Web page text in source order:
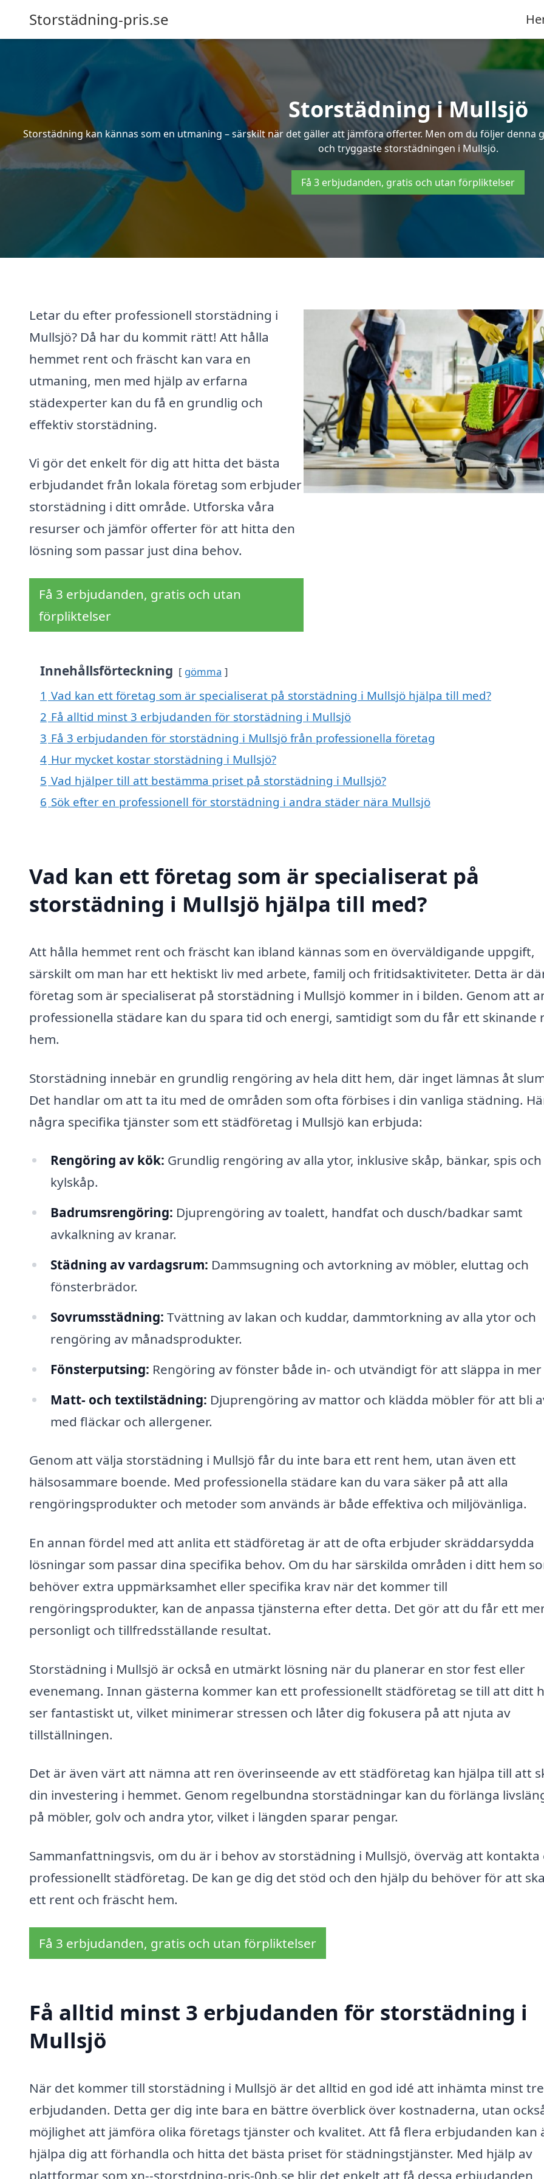
Storstädning-pris.se
Storstädning i Mullsjö
Storstädning kan kännas som en utmaning – särskilt när det gäller att jämföra offerter. Men om du följer
och tryggaste storstädningen i Mullsjö.
Få 3 erbjudanden, gratis och utan förpliktelser
Letar du efter professionell storstädning i
Mullsjö? Då har du kommit rätt! Att hålla
hemmet rent och fräscht kan vara en
utmaning, men med hjälp av erfarna
städexperter kan du få en grundlig och
effektiv storstädning.
Vi gör det enkelt för dig att hitta det bästa
erbjudandet från lokala företag som erbjuder
storstädning i ditt område. Utforska våra
resurser och jämför offerter för att hitta den
lösning som passar just dina behov.
Få 3 erbjudanden, gratis och utan
förpliktelser
Innehållsförteckning gömma
1 Vad kan ett företag som är specialiserat på storstädning i Mullsjö hjälpa till med?
2 Få alltid minst 3 erbjudanden för storstädning i Mullsjö
3 Få 3 erbjudanden för storstädning i Mullsjö från professionella företag
4 Hur mycket kostar storstädning i Mullsjö?
5 Vad hjälper till att bestämma priset på storstädning i Mullsjö?
6 Sök efter en professionell för storstädning i andra städer nära Mullsjö
Vad kan ett företag som är specialiserat på
storstädning i Mullsjö hjälpa till med?
Att hålla hemmet rent och fräscht kan ibland kännas som en överväldigande uppgift,
särskilt om man har ett hektiskt liv med arbete, familj och fritidsaktiviteter. Detta är
företag som är specialiserat på storstädning i Mullsjö kommer in i bilden. Genom att
professionella städare kan du spara tid och energi, samtidigt som du får ett skinande
hem.
Storstädning innebär en grundlig rengöring av hela ditt hem, där inget lämnas åt
Det handlar om att ta itu med de områden som ofta förbises i din vanliga städning.
några specifika tjänster som ett städföretag i Mullsjö kan erbjuda:
Rengöring av kök: Grundlig rengöring av alla ytor, inklusive skåp, bänkar, spis och
kylskåp.
Badrumsrengöring: Djuprengöring av toalett, handfat och dusch/badkar samt
avkalkning av kranar.
Städning av vardagsrum: Dammsugning och avtorkning av möbler, eluttag och
fönsterbrädor.
Sovrumsstädning: Tvättning av lakan och kuddar, dammtorkning av alla ytor och
rengöring av månadsprodukter.
Fönsterputsing: Rengöring av fönster både in- och utvändigt för att släppa in mer
Matt- och textilstädning: Djuprengöring av mattor och klädda möbler för att bli
med fläckar och allergener.
Genom att välja storstädning i Mullsjö får du inte bara ett rent hem, utan även ett
hälsosammare boende. Med professionella städare kan du vara säker på att alla
rengöringsprodukter och metoder som används är både effektiva och miljövänliga.
En annan fördel med att anlita ett städföretag är att de ofta erbjuder skräddarsydda
lösningar som passar dina specifika behov. Om du har särskilda områden i ditt hem
behöver extra uppmärksamhet eller specifika krav när det kommer till
rengöringsprodukter, kan de anpassa tjänsterna efter detta. Det gör att du får ett
personligt och tillfredsställande resultat.
Storstädning i Mullsjö är också en utmärkt lösning när du planerar en stor fest eller
evenemang. Innan gästerna kommer kan ett professionellt städföretag se till att ditt
ser fantastiskt ut, vilket minimerar stressen och låter dig fokusera på att njuta av
tillställningen.
Det är även värt att nämna att ren överinseende av ett städföretag kan hjälpa till att
din investering i hemmet. Genom regelbundna storstädningar kan du förlänga
på möbler, golv och andra ytor, vilket i längden sparar pengar.
Sammanfattningsvis, om du är i behov av storstädning i Mullsjö, överväg att
professionellt städföretag. De kan ge dig det stöd och den hjälp du behöver för att
ett rent och fräscht hem.
Få 3 erbjudanden, gratis och utan förpliktelser
Få alltid minst 3 erbjudanden för storstädning i
Mullsjö
När det kommer till storstädning i Mullsjö är det alltid en god idé att inhämta minst
erbjudanden. Detta ger dig inte bara en bättre överblick över kostnaderna, utan
möjlighet att jämföra olika företags tjänster och kvalitet. Att få flera erbjudanden kan
hjälpa dig att förhandla och hitta det bästa priset för städningstjänster. Med hjälp av
plattformar som xn--storstdning-pris-0nb.se blir det enkelt att få dessa erbjudanden